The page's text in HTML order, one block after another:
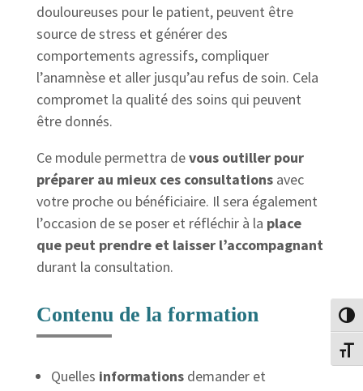
douloureuses pour le patient, peuvent être
source de stress et générer des
comportements agressifs, compliquer
l’anamnèse et aller jusqu’au refus de soin. Cela
compromet la qualité des soins qui peuvent
être donnés.
Ce module permettra devous outiller pour
préparer au mieux ces consultationsavec
votre proche ou bénéficiaire. Il sera également
l’occasion de se poser et réfléchir à la place
que peut prendre et laisser l’accompagnant
durant la consultation.
Contenu de la formation
Quelles informationsdemander et